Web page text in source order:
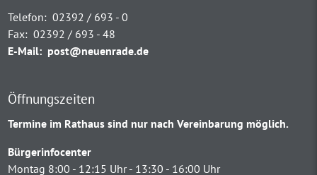
Telefon: 02392 / 693 - 0
Fax: 02392 / 693 - 48
E-Mail: post@neuenrade.de
Öffnungszeiten
Termine im Rathaus sind nur nach Vereinbarung möglich.
Bürgerinfocenter
Montag 8:00 - 12:15 Uhr - 13:30 - 16:00 Uhr